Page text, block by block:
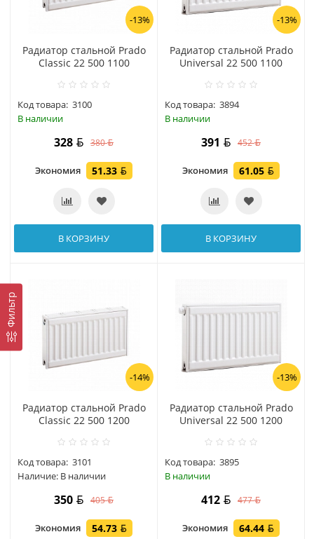
Фильтр
-13%
Радиатор стальной Prado
Classic 22 500 1100
Код товара: 3100
В наличии
328 380
Экономия 51.33
В КОРЗИНУ
-13%
Радиатор стальной Prado
Universal 22 500 1100
Код товара: 3894
В наличии
391 452
Экономия 61.05
В КОРЗИНУ
-14%
Радиатор стальной Prado
Classic 22 500 1200
Код товара: 3101
Наличие: В наличии
350 405
Экономия 54.73
-13%
Радиатор стальной Prado
Universal 22 500 1200
Код товара: 3895
В наличии
412 477
Экономия 64.44